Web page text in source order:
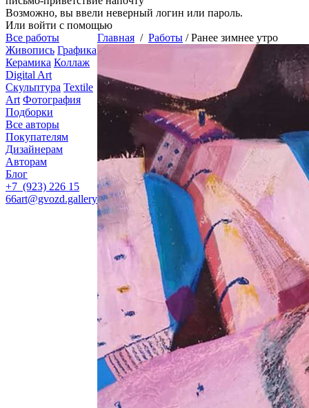
Возможно, вы ввели неверный логин или пароль.
Или войти с помощью
Все работы
Живопись Графика
Керамика Коллаж
Digital Art
Скульптура Textile
Art Фотография
Подборки
Все авторы
Покупателям
Дизайнерам
Авторам
Блог
+7 (923) 226 15
66art@gvozd.gallery
Главная / Работы / Ранее зимнее утро